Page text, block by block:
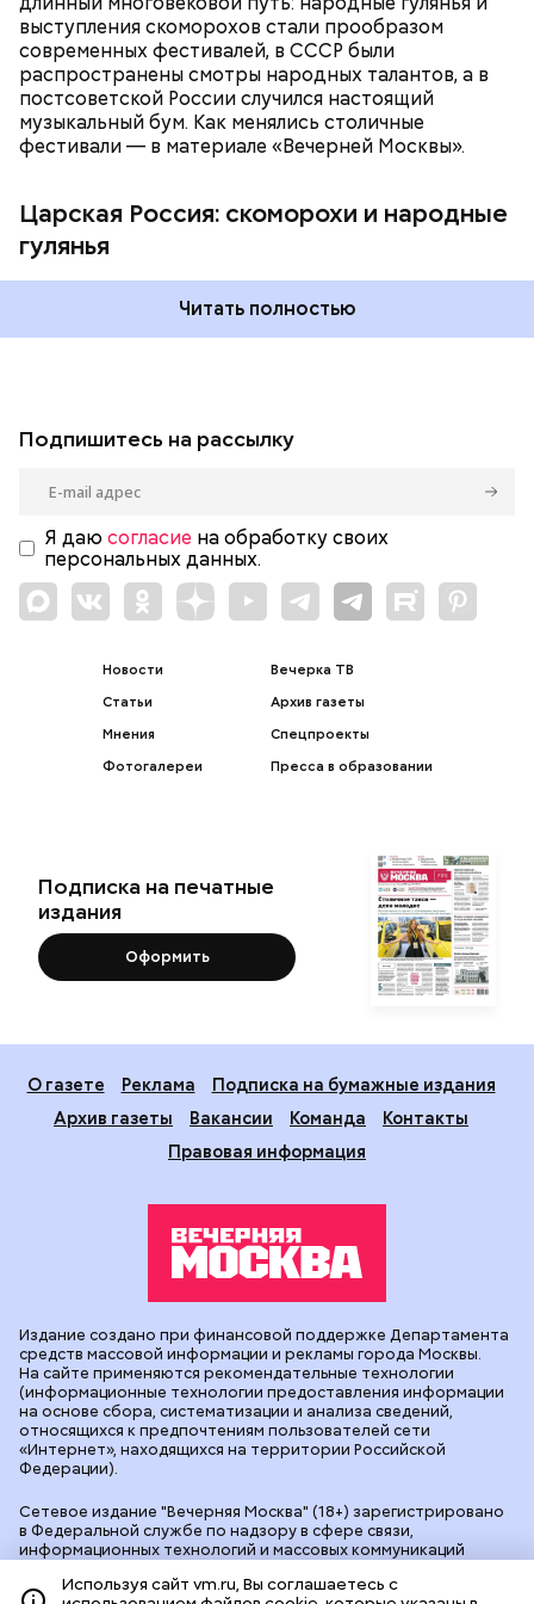
выступления скоморохов стали прообразом
современных фестивалей, в СССР были
распространены смотры народных талантов, а в
постсоветской России случился настоящий
музыкальный бум. Как менялись столичные
фестивали — в материале «Вечерней Москвы».
Царская Россия: скоморохи и народные
гулянья
Фото: public domain
Читать полностью
Подпишитесь на рассылку
Я даю согласие на обработку своих
персональных данных.
Новости
Статьи
Мнения
Фотогалереи
Вечерка ТВ
Архив газеты
Спецпроекты
Пресса в образовании
Подписка на печатные
издания
Оформить
О газете Реклама
Подписка на бумажные издания
Архив газеты
Вакансии Команда
Контакты
Правовая информация
Сетевое издание "Вечерняя Москва" (18+) зарегистрировано
в Федеральной службе по надзору в сфере связи,
информационных технологий и массовых коммуникаций
90524 от 09.12.2025. Учредитель: АО "Редакция газеты
Издание создано при финансовой поддержке Департамента
средств массовой информации и рекламы города Москвы.
На сайте применяются рекомендательные технологии
(информационные технологии предоставления информации
на основе сбора, систематизации и анализа сведений,
относящихся к предпочтениям пользователей сети
«Интернет», находящихся на территории Российской
Федерации).
Используя сайт vm.ru, Вы соглашаетесь с